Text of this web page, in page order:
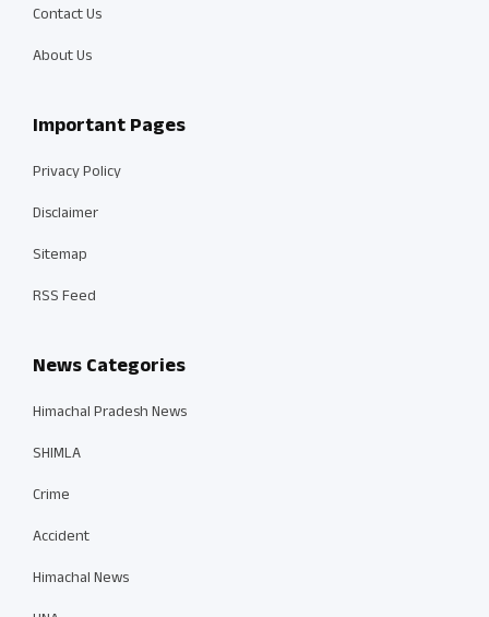
Contact Us
About Us
Important Pages
Privacy Policy
Disclaimer
Sitemap
RSS Feed
News Categories
Himachal Pradesh News
SHIMLA
Crime
Accident
Himachal News